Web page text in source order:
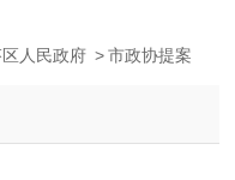
人民政府 > 市政协提案